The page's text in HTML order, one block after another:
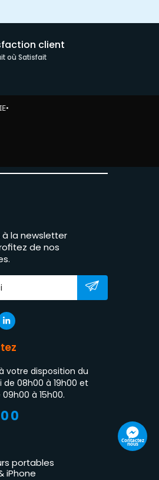
client
où Satisfait
•
la newsletter
de nos
votre disposition du
08h00 à 19h00 et
à 15h00.
portables
iPhone
Contactez
nous